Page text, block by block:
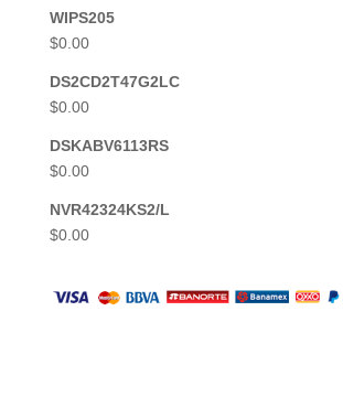
WIPS205
$0.00
DS2CD2T47G2LC
$0.00
DSKABV6113RS
$0.00
NVR42324KS2/L
$0.00